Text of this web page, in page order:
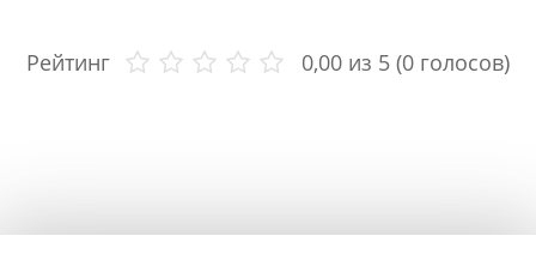
Рейтинг 0,00 из 5 (0 голосов)